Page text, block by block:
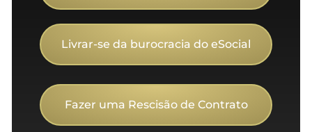
Livrar-se da burocracia do eSocial
Fazer uma Rescisão de Contrato